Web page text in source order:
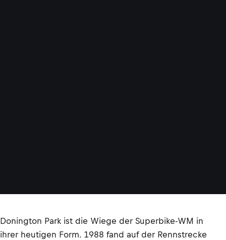
Donington Park ist die Wiege der Superbike-WM in
ihrer heutigen Form. 1988 fand auf der Rennstrecke